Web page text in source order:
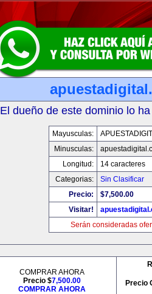
El dueño de este dominio lo
Mayusculas:
Minusculas:
Longitud:
14 caracteres
Categorias:
Sin Clasificar
Precio:
$7,500.00
Visitar!
Serán consideradas
COMPRAR AHORA
Precio $7,500.00
COMPRAR AHORA
Precio